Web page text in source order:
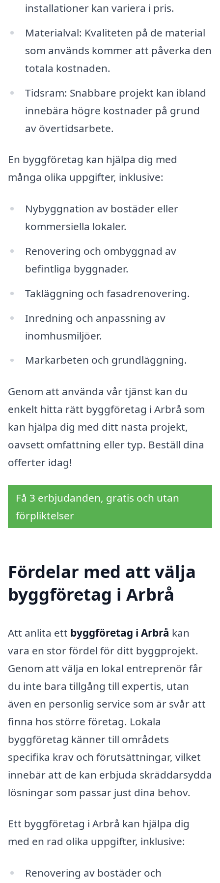
installationer kan variera i pris.
Materialval: Kvaliteten på de material
som används kommer att påverka den
totala kostnaden.
Tidsram: Snabbare projekt kan ibland
innebära högre kostnader på grund
av övertidsarbete.
En byggföretag kan hjälpa dig med
många olika uppgifter, inklusive:
Nybyggnation av bostäder eller
kommersiella lokaler.
Renovering och ombyggnad av
befintliga byggnader.
Takläggning och fasadrenovering.
Inredning och anpassning av
inomhusmiljöer.
Markarbeten och grundläggning.
Genom att använda vår tjänst kan du
enkelt hitta rätt byggföretag i Arbrå som
kan hjälpa dig med ditt nästa projekt,
oavsett omfattning eller typ. Beställ dina
offerter idag!
Få 3 erbjudanden, gratis och utan
förpliktelser
Fördelar med att välja
byggföretag i Arbrå
Att anlita ett byggföretag i Arbrå kan
vara en stor fördel för ditt byggprojekt.
Genom att välja en lokal entreprenör får
du inte bara tillgång till expertis, utan
även en personlig service som är svår att
finna hos större företag. Lokala
byggföretag känner till områdets
specifika krav och förutsättningar, vilket
innebär att de kan erbjuda skräddarsydda
lösningar som passar just dina behov.
Ett byggföretag i Arbrå kan hjälpa dig
med en rad olika uppgifter, inklusive:
Renovering av bostäder och